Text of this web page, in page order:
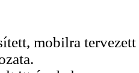
mobilra tervezett